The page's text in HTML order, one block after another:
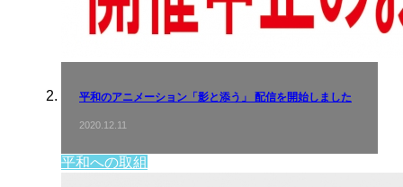
平和のアニメーション「影と添う」 配信を開始しました
2020.12.11
平和への取組